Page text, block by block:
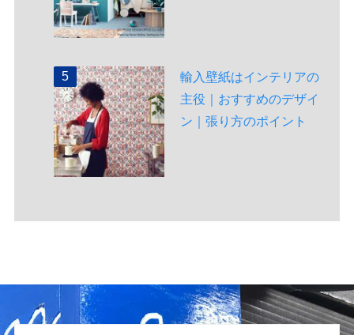
輸入壁紙はインテリアの
主役｜おすすめのデザイ
ン｜張り方のポイント